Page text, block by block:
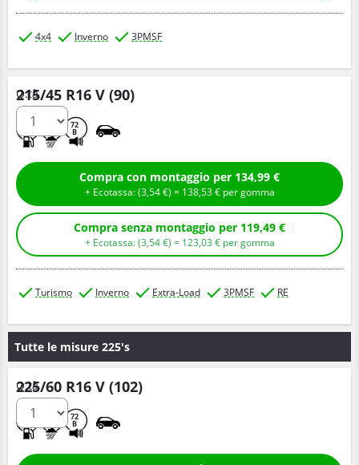
4x4 Inverno 3PMSF
215/45 R16 V (90)
72
B
Q.tà
Compra con montaggio per 134,99 €
+ Ecotassa: (3,54€ ) = 138,53€ per gomma
Compra senza montaggio per 119,49 €
+ Ecotassa: (3,54€ ) = 123,03 € per gomma
Turismo Inverno Extra-Load 3PMSF RE
Tutte le misure 225's
225/60 R16 V (102)
72
B
Q.tà